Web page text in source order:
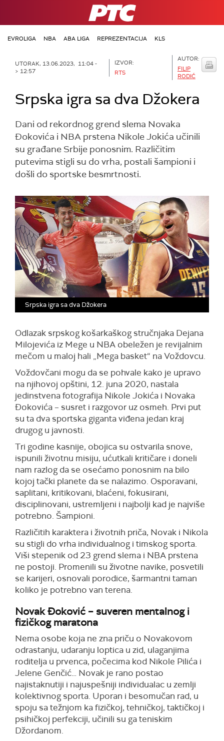
RTS
EVROLIGA NBA ABA LIGA REPREZENTACIJA KLS
UTORAK, 13.06.2023, 11:04 -
> 12:57
IZVOR:
RTS
AUTOR:
FILIP
RODIĆ
Srpska igra sa dva Džokera
Dani od rekordnog grend slema Novaka
Đokovića i NBA prstena Nikole Jokića učinili
su građane Srbije ponosnim. Različitim
putevima stigli su do vrha, postali šampioni i
došli do sportske besmrtnosti.
Srpska igra sa dva Džokera
Odlazak srpskog košarkaškog stručnjaka Dejana
Milojevića iz Mege u NBA obeležen je revijalnim
mečom u maloj hali „Mega basket“ na Voždovcu.
Voždovčani mogu da se pohvale kako je upravo
na njihovoj opštini, 12. juna 2020, nastala
jedinstvena fotografija Nikole Jokića i Novaka
Đokovića – susret i razgovor uz osmeh. Prvi put
su ta dva sportska giganta viđena jedan kraj
drugog u javnosti.
Tri godine kasnije, obojica su ostvarila snove,
ispunili životnu misiju, ućutkali kritičare i doneli
nam razlog da se osećamo ponosnim na bilo
kojoj tački planete da se nalazimo. Osporavani,
saplitani, kritikovani, blaćeni, fokusirani,
disciplinovani, ustremljeni i najbolji kad je najviše
potrebno. Šampioni.
Različitih karaktera i životnih priča, Novak i Nikola
su stigli do vrha individualnog i timskog sporta.
Viši stepenik od 23 grend slema i NBA prstena
ne postoji. Promenili su životne navike, posvetili
se karijeri, osnovali porodice, šarmantni taman
koliko je potrebno van terena.
Novak Đoković – suveren mentalnog i
fizičkog maratona
Nema osobe koja ne zna priču o Novakovom
odrastanju, udaranju loptica u zid, ulaganjima
roditelja u prvenca, počecima kod Nikole Pilića i
Jelene Genčić… Novak je rano postao
najistaknutiji i najuspešniji individualac u zemlji
kolektivnog sporta. Uporan i besomučan rad, u
spoju sa težnjom ka fizičkoj, tehničkoj, taktičkoj i
psihičkoj perfekciji, učinili su ga teniskim
Džordanom.